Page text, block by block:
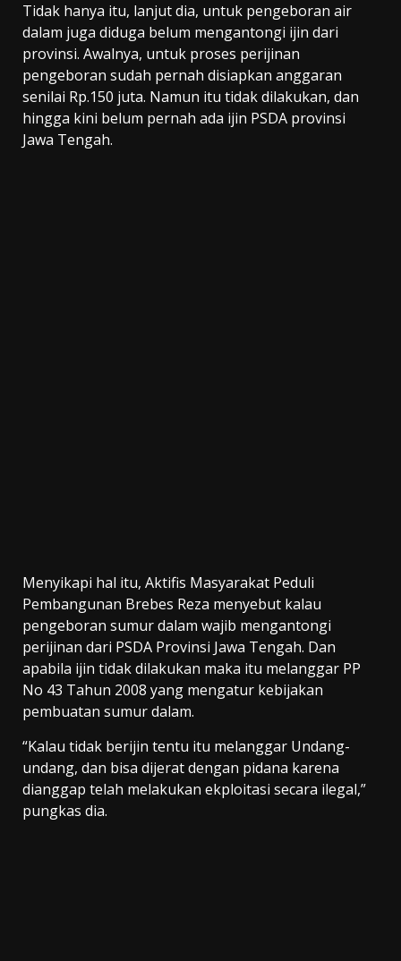
Tidak hanya itu, lanjut dia, untuk pengeboran air
dalam juga diduga belum mengantongi ijin dari
provinsi. Awalnya, untuk proses perijinan
pengeboran sudah pernah disiapkan anggaran
senilai Rp.150 juta. Namun itu tidak dilakukan, dan
hingga kini belum pernah ada ijin PSDA provinsi
Jawa Tengah.
Menyikapi hal itu, Aktifis Masyarakat Peduli
Pembangunan Brebes Reza menyebut kalau
pengeboran sumur dalam wajib mengantongi
perijinan dari PSDA Provinsi Jawa Tengah. Dan
apabila ijin tidak dilakukan maka itu melanggar PP
No 43 Tahun 2008 yang mengatur kebijakan
pembuatan sumur dalam.
“Kalau tidak berijin tentu itu melanggar Undang-
undang, dan bisa dijerat dengan pidana karena
dianggap telah melakukan ekploitasi secara ilegal,”
pungkas dia.